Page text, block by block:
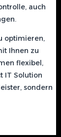
auch
optimieren,
Ihnen zu
flexibel,
IT Solution
sondern